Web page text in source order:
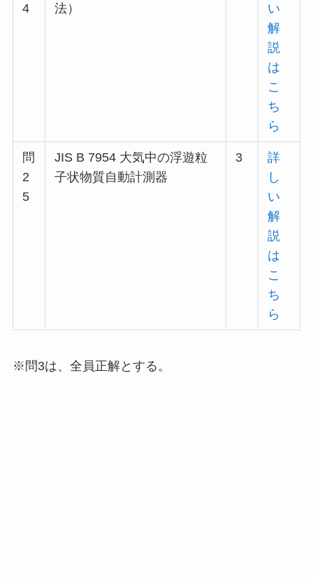
4
法）
い
解
説
は
こ
ち
ら
問
2
5
JIS B 7954 大気中の浮遊粒
子状物質自動計測器
3
詳
し
い
解
説
は
こ
ち
ら
※問3は、全員正解とする。